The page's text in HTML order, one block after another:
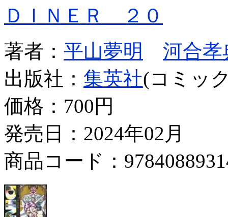
ＤＩＮＥＲ ２０
著者： 平山夢明
河合孝
出版社： 集英社(コミッ
価格： 700円
発売日：2024年02月
商品コード：